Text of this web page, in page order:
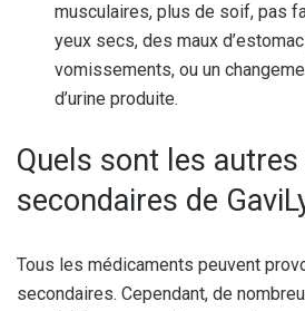
musculaires, plus de soif, pas
yeux secs, des maux
vomissements, ou un
d’urine produite.
Quels sont les
secondaires de
Tous les médicaments peuvent
secondaires. Cependant, de